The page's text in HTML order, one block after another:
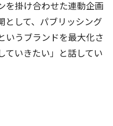
を掛け合わせた連動企画
として、パブリッシング
いうブランドを最大化さ
ていきたい」と話してい